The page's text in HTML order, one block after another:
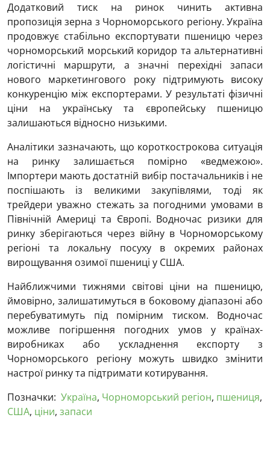
Додатковий тиск на ринок чинить активна
пропозиція зерна з Чорноморського регіону. Україна
продовжує стабільно експортувати пшеницю через
чорноморський морський коридор та альтернативні
логістичні маршрути, а значні перехідні запаси
нового маркетингового року підтримують високу
конкуренцію між експортерами. У результаті фізичні
ціни на українську та європейську пшеницю
залишаються відносно низькими.
Аналітики зазначають, що короткострокова ситуація
на ринку залишається помірно «ведмежою».
Імпортери мають достатній вибір постачальників і не
поспішають із великими закупівлями, тоді як
трейдери уважно стежать за погодними умовами в
Північній Америці та Європі. Водночас ризики для
ринку зберігаються через війну в Чорноморському
регіоні та локальну посуху в окремих районах
вирощування озимої пшениці у США.
Найближчими тижнями світові ціни на пшеницю,
ймовірно, залишатимуться в боковому діапазоні або
перебуватимуть під помірним тиском. Водночас
можливе погіршення погодних умов у країнах-
виробниках або ускладнення експорту з
Чорноморського регіону можуть швидко змінити
настрої ринку та підтримати котирування.
Позначки: Україна, Чорноморський регіон, пшениця,
США, ціни, запаси